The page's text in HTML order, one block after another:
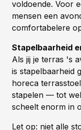
voldoende. Voor
mensen een
comfortabelere
Stapelbaarheid
Als jij je terras 's
is stapelbaarheid
horeca
stapelen — tot
scheelt enorm in
Let op: niet alle